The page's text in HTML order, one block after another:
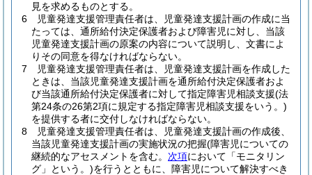
見を求めるものとする。
6
児童発達支援管理責任者は、児童発達支援計画の作成に当
たっては、通所給付決定保護者および障害児に対し、当該
児童発達支援計画の原案の内容について説明し、文書によ
りその同意を得なければならない。
7
児童発達支援管理責任者は、児童発達支援計画を作成した
ときは、当該児童発達支援計画を通所給付決定保護者およ
び当該通所給付決定保護者に対して指定障害児相談支援(法
第24条の26第2項に規定する指定障害児相談支援をいう。)
を提供する者に交付しなければならない。
8
児童発達支援管理責任者は、児童発達支援計画の作成後、
当該児童発達支援計画の実施状況の把握(障害児についての
継続的なアセスメントを含む。 次項において「モニタリン
グ」という。)を行うとともに、障害児について解決すべき